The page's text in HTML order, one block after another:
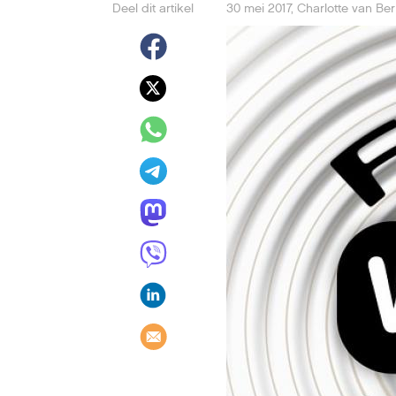
Deel dit artikel 30 mei 2017,Charlotte van